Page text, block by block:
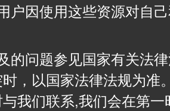
户因使用这些资源对自
的问题参见国家有关法
，以国家法律法规为准
我们联系,我们会在第